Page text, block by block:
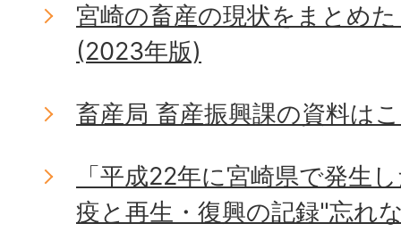
宮崎の畜産の現状をまとめ
(2023年版)
畜産局 畜産振興課の資料は
「平成22年に宮崎県で発生
疫と再生・復興の記録"忘れ